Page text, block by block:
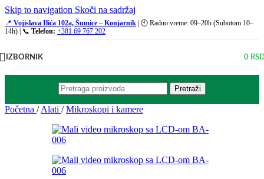
Skip to navigation Skoči na sadržaj
📍 Vojislava Ilića 102a, Šumice – Konjarnik | 🕘 Radno vreme: 09–20h (Subotom 10–
14h) | 📞 Telefon: +381 69 767 202
IZBORNIK 0
Pretraži
Početna / Alati / Mikroskopi i kamere